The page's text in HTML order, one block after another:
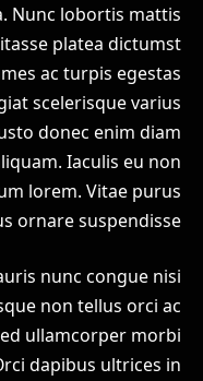
Nunc lobortis mattis
platea dictumst
ac turpis egestas
scelerisque varius
donec enim diam
Iaculis eu non
lorem. Vitae purus
ornare suspendisse.
nunc congue nisi
non tellus orci ac
ullamcorper morbi
dapibus ultrices in